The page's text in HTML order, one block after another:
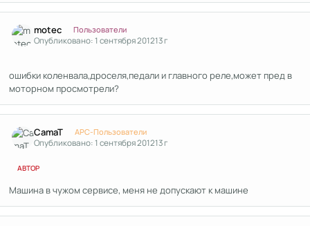
motec Пользователи
Опубликовано:1 сентября 201213 г
ошибки коленвала,дроселя,педали и главного реле,может пред в
моторном просмотрели?
CamaT APC-Пользователи
Опубликовано:1 сентября 201213 г
АВТОР
Машина в чужом сервисе, меня не допускают к машине